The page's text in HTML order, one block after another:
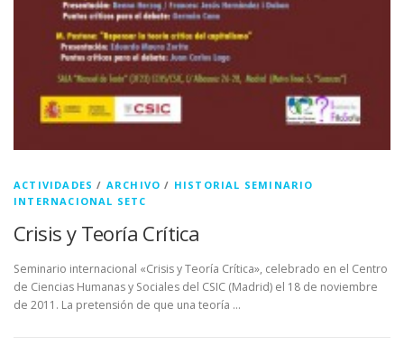
ACTIVIDADES / ARCHIVO / HISTORIAL SEMINARIO
INTERNACIONAL SETC
Crisis y Teoría Crítica
Seminario internacional «Crisis y Teoría Crítica», celebrado en el Centro
de Ciencias Humanas y Sociales del CSIC (Madrid) el 18 de noviembre
de 2011. La pretensión de que una teoría …